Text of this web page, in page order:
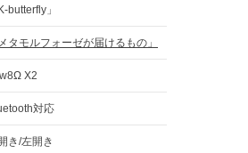
butterfly」
メタモルフォーゼが届けるもの」
X2
対応
き/左開き